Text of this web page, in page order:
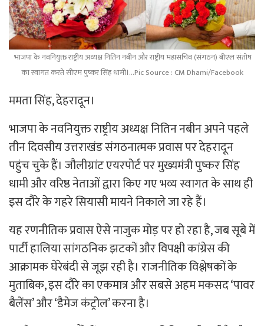
भाजपा के नवनियुक्त राष्ट्रीय अध्यक्ष नितिन नबीन और राष्ट्रीय महासचिव (संगठन) बीएल संतोष
का स्वागत करते सीएम पुष्कर सिंह धामी।...Pic Source : CM Dhami/Facebook
ममता सिंह, देहरादून।
भाजपा के नवनियुक्त राष्ट्रीय अध्यक्ष नितिन नबीन अपने पहले
तीन दिवसीय उत्तराखंड संगठनात्मक प्रवास पर देहरादून
पहुंच चुके हैं। जौलीग्रांट एयरपोर्ट पर मुख्यमंत्री पुष्कर सिंह
धामी और वरिष्ठ नेताओं द्वारा किए गए भव्य स्वागत के साथ ही
इस दौरे के गहरे सियासी मायने निकाले जा रहे हैं।
यह रणनीतिक प्रवास ऐसे नाजुक मोड़ पर हो रहा है, जब सूबे में
पार्टी हालिया सांगठनिक झटकों और विपक्षी कांग्रेस की
आक्रामक घेरेबंदी से जूझ रही है। राजनीतिक विश्लेषकों के
मुताबिक, इस दौरे का एकमात्र और सबसे अहम मकसद ‘पावर
बैलेंस’ और ‘डैमेज कंट्रोल’ करना है।